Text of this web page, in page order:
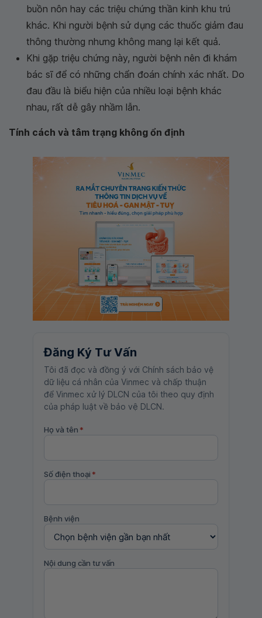
buồn nôn hay các triệu chứng thần kinh khu trú
khác. Khi người bệnh sử dụng các thuốc giảm đau
thông thường nhưng không mang lại kết quả.
Khi gặp triệu chứng này, người bệnh nên đi khám
bác sĩ để có những chẩn đoán chính xác nhất. Do
đau đầu là biểu hiện của nhiều loại bệnh khác
nhau, rất dễ gây nhầm lẫn.
Tính cách và tâm trạng không ổn định
Đăng Ký Tư Vấn
Tôi đã đọc và đồng ý với Chính sách bảo vệ
dữ liệu cá nhân của Vinmec và chấp thuận
để Vinmec xử lý DLCN của tôi theo quy định
của pháp luật về bảo vệ DLCN.
Họ và tên *
Số điện thoại *
Bệnh viện
Nội dung cần tư vấn